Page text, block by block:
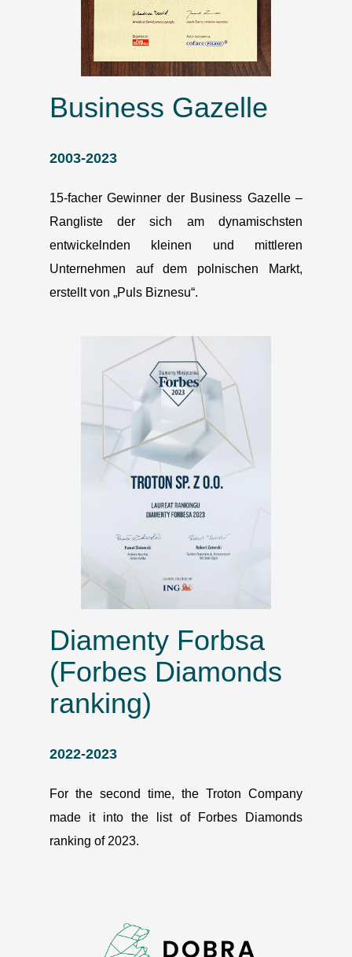
Business Gazelle
2003-2023
15-facher Gewinner der Business Gazelle –
Rangliste der sich am dynamischsten
entwickelnden kleinen und mittleren
Unternehmen auf dem polnischen Markt,
erstellt von „Puls Biznesu“.
Diamenty Forbsa
(Forbes Diamonds
ranking)
2022-2023
For the second time, the Troton Company
made it into the list of Forbes Diamonds
ranking of 2023.